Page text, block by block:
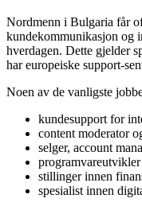
Nordmenn i Bulgaria får
kundekommunikasjon og
hverdagen. Dette gjelder
har europeiske support-
Noen av de vanligste
kundesupport for
content moderator
selger, account
stillinger innen
spesialist innen